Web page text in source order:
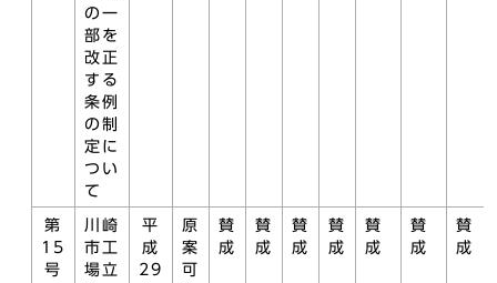
の一
部を
改正
する
条例
の制
定に
つい
て
第
15
号
川崎
市工
場立
平
成
29
原
案
可
賛
成
賛
成
賛
成
賛
成
賛
成
賛
成
賛
成